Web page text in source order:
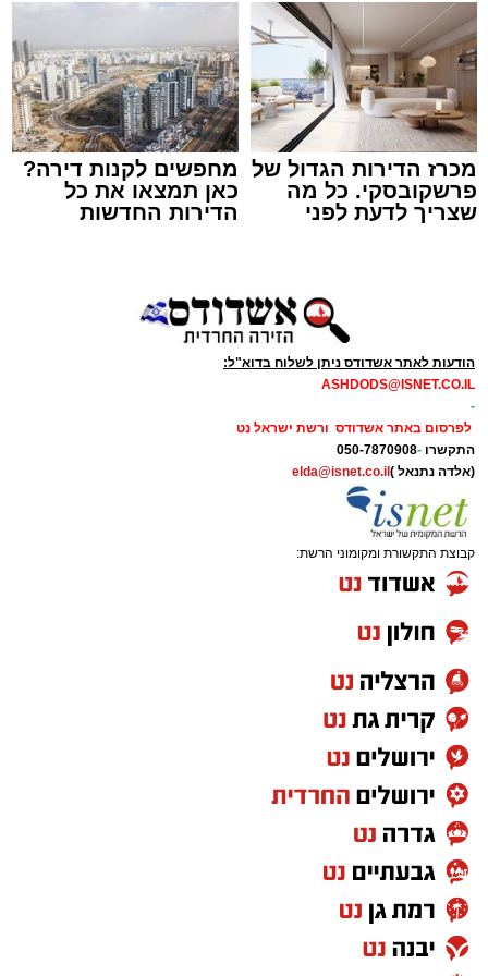
מוקד ידידים בטלפון1230 (ללא כוכבית).
מעוניינים להגיב? לדווח ? צרו איתנו קשר במייל -
ASHDODS@ISNET.CO.IL
זה היה ארוע יוצא דופן. בלי מילים.
במשך שעות ארוכות של ליל שישי, נהנו המונים
מתושבי אשדוד מהארוע המרכזי של 'מעגלים'.
ואכן, כפי שהובטח, לא היה מדובר במופע שגרתי,
תוך האווירה השבתית של חצרות הקודש.
המעמד, שהתקיים ביוזמת 'מעגלים', נערך
בראשות בעל המנגן ר' דודי קאליש, שידוע
בכישרונו להגיש יצירות עומק ברגש יהודי לוהט
ופנימי, כשלצידו ליד השולחן הסיבו, חבושי
שטריימלך, מקהלת "נגינה" המפוארת בליווי הרכב
מוזיקלי מורחב. ואכן, בשעות הבאות נסחפו
המשתתפים על גבי צליליה הענוגים של שבת
קודש, כשהם נהנים וחווים מקרוב את יצירות
המופת ממיטב חצרות החסידות, בהן בעלזא,
ויז'ניץ, פיטסבורג, מודז'יץ ועוד.
בהמשך נשא דברים נציג הכלל חסידי בעיריה, הרב
מכרז הדירות הגדול של
פרשקובסקי. כל מה
שצריך לדעת לפני
מחפשים לקנות דירה?
כאן תמצאו את כל
הדירות החדשות
הודעות לאתר אשדודס ניתן לשלוח בדוא"ל:
ASHDODS@ISNET.CO.IL
-
לפרסום באתר אשדודס ורשת ישראל נט
התקשרו -
050-7870908
(אלדה נתנאל )elda@isnet.co.il
קבוצת התקשורת ומקומוני הרשת: